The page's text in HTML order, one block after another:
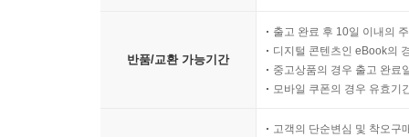
반품/교환 가능기간
출고 완료 후 10일 이내의
디지털 콘텐츠인 eBook의
중고상품의 경우 출고 완료
모바일 쿠폰의 경우 유효기
고객의 단순변심 및 착오구